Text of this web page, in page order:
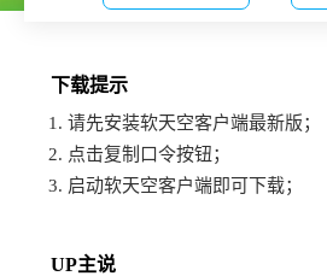
下载提示
1. 请先安装软天空客户端最新版；
2. 点击复制口令按钮；
3. 启动软天空客户端即可下载；
UP主说